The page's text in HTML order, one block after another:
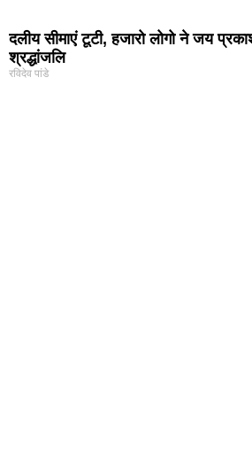
दलीय सीमाएं टूटी, हजारो लोगो ने जय
श्रद्धांजलि
रविदेव पांडे